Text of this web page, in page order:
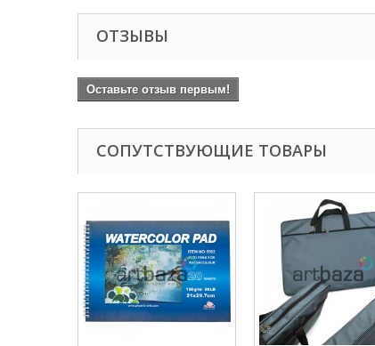
ОТЗЫВЫ
Оставьте отзыв первым!
СОПУТСТВУЮЩИЕ ТОВАРЫ